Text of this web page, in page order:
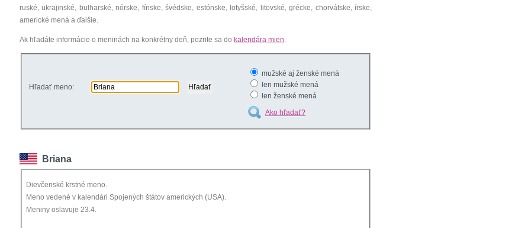
ruské, ukrajinské, bulharské, nórske, fínske, švédske, estónske, lotyšské, litovské, grécke, chorvátske, írske,
americké mená a ďalšie.
Ak hľadáte informácie o meninách na konkrétny deň, pozrite sa do kalendára mien.
Hľadať meno:
mužské aj ženské mená
len mužské mená
len ženské mená
Ako hľadať?
Briana
Dievčenské krstné meno.
Meno vedené v kalendári Spojených štátov amerických (USA).
Meniny oslavuje 23.4.